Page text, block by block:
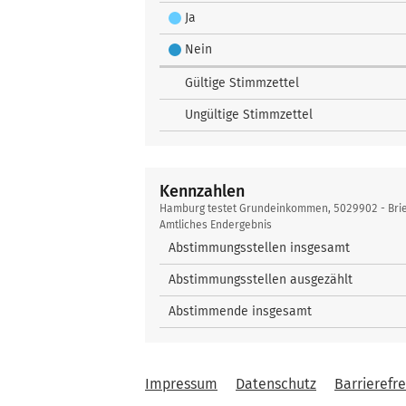
Ja
Nein
Gültige Stimmzettel
Ungültige Stimmzettel
Kennzahlen
Kennzahlen
Hamburg testet Grundeinkommen, 5029902 -
Amtliches Endergebnis
Abstimmungsstellen insgesamt
Abstimmungsstellen ausgezählt
Abstimmende insgesamt
Impressum Datenschutz